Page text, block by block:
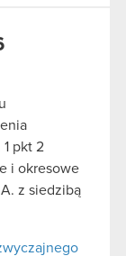
pkt 2
i okresowe
z siedzibą